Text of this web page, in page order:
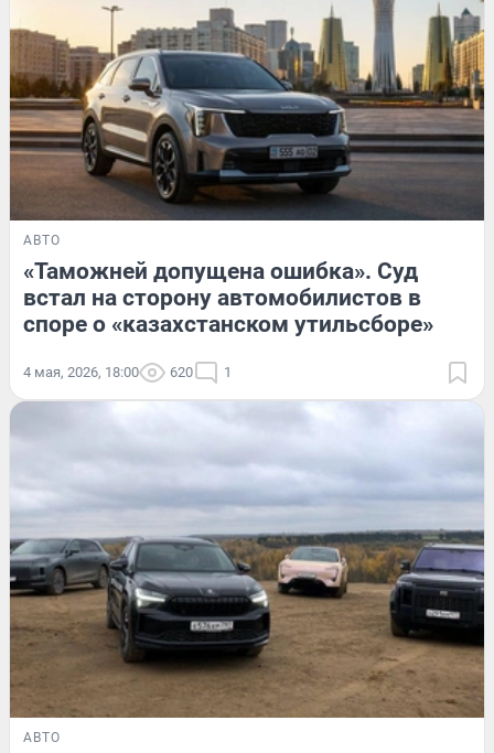
АВТО
«Таможней допущена ошибка». Суд
встал на сторону автомобилистов в
споре о «казахстанском утильсборе»
4 мая, 2026, 18:00 620 1
АВТО